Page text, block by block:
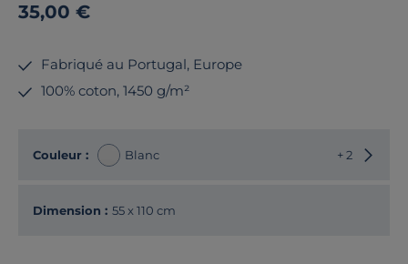
35,00 €
Fabriqué au Portugal, Europe
100% coton, 1450 g/m²
Couleur : Blanc + 2
Dimension : 55 x 110 cm